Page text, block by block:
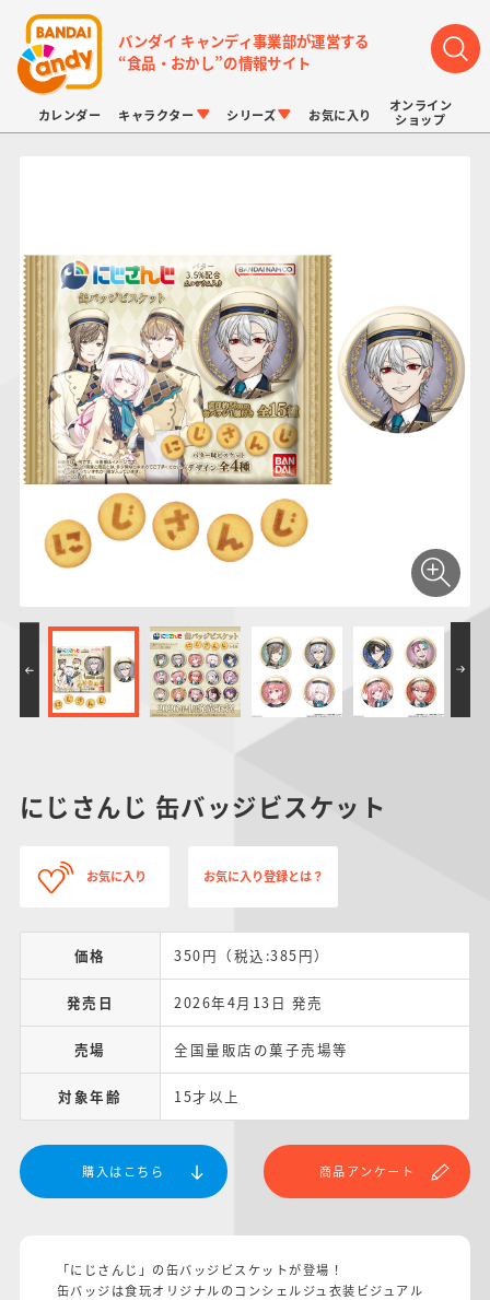
バンダイ キャンディ事業部が運営する
“食品・おかし”の情報サイト
カレンダー キャラクター
LINK TRAVELERS
仮面ライダーシリー
ズ
PROJECT R.E.D.・
プリキュアシリーズ
ガンダムシリーズ
ポケットモンスター
ドラゴンボール
サンリオキャラクタ
シリーズ
チョコボックス
キャラパキ
つりグミ
チョコサプ
にふぉるめーしょん
＆スクエアシール
SMPシリーズ
ポケモンキッズ
キャラデコ わ
お気に入り
オンライン
ショップ
にじさんじ 缶バッジビスケット
お気に入り お気に入り登録とは？
価格 350円（税込:385円）
発売日 2026年4月13日 発売
売場 全国量販店の菓子売場等
対象年齢 15才以上
購入はこちら 商品アンケート
「にじさんじ」の缶バッジビスケットが登場！
缶バッジは食玩オリジナルのコンシェルジュ衣装ビジュアル